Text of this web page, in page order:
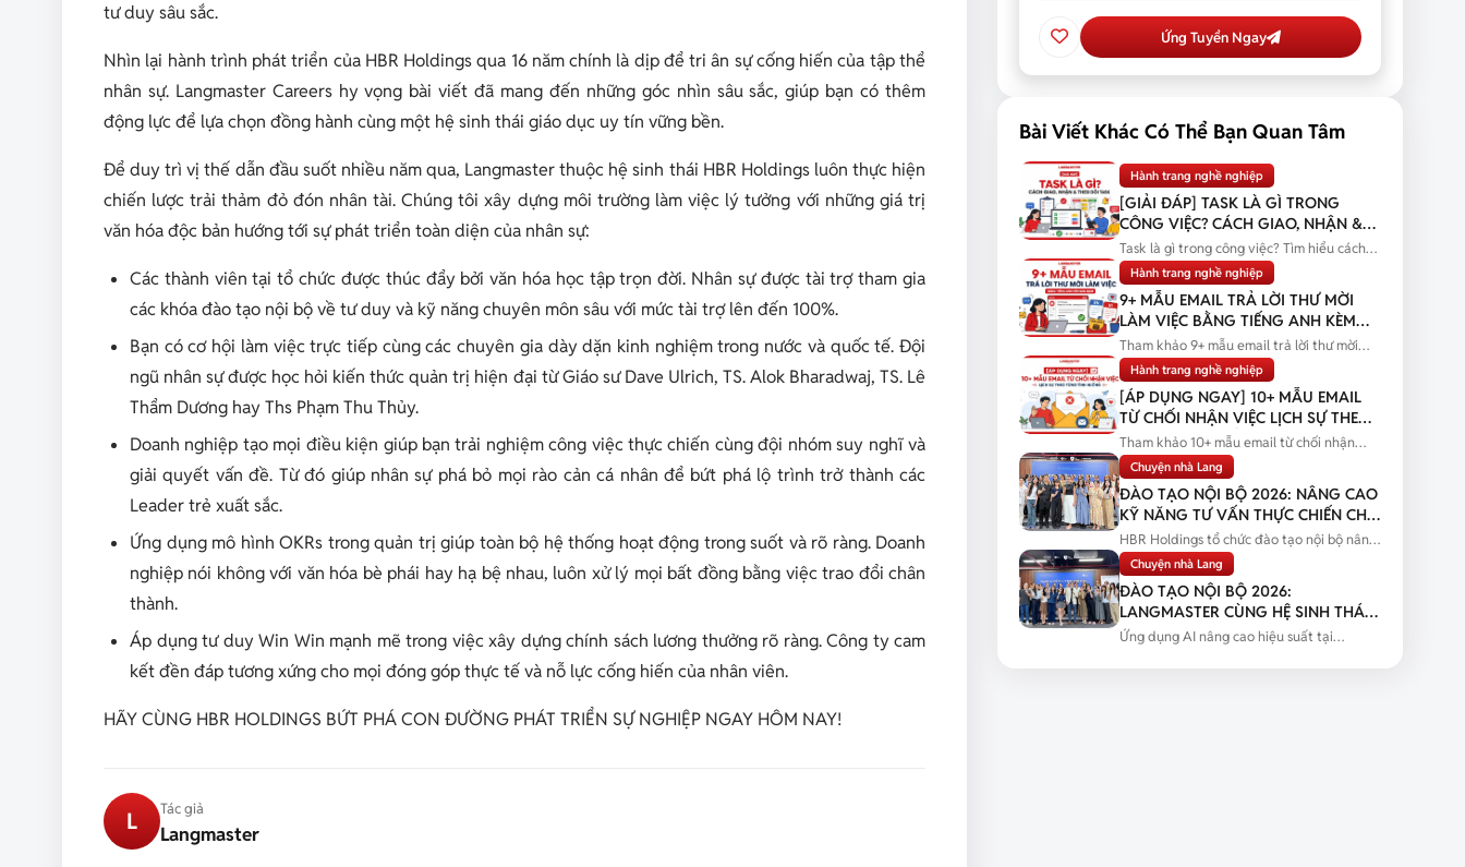
tư duy sâu sắc.
Nhìn lại hành trình phát triển của HBR Holdings qua 16 năm chính là dịp để tri ân sự cống hiến của tập thể
nhân sự. Langmaster Careers hy vọng bài viết đã mang đến những góc nhìn sâu sắc, giúp bạn có thêm
động lực để lựa chọn đồng hành cùng một hệ sinh thái giáo dục uy tín vững bền.
Để duy trì vị thế dẫn đầu suốt nhiều năm qua, Langmaster thuộc hệ sinh thái HBR Holdings luôn thực hiện
chiến lược trải thảm đỏ đón nhân tài. Chúng tôi xây dựng môi trường làm việc lý tưởng với những giá trị
văn hóa độc bản hướng tới sự phát triển toàn diện của nhân sự:
Các thành viên tại tổ chức được thúc đẩy bởi văn hóa học tập trọn đời. Nhân sự được tài trợ tham gia
các khóa đào tạo nội bộ về tư duy và kỹ năng chuyên môn sâu với mức tài trợ lên đến 100%.
Bạn có cơ hội làm việc trực tiếp cùng các chuyên gia dày dặn kinh nghiệm trong nước và quốc tế. Đội
ngũ nhân sự được học hỏi kiến thức quản trị hiện đại từ Giáo sư Dave Ulrich, TS. Alok Bharadwaj, TS. Lê
Thẩm Dương hay Ths Phạm Thu Thủy.
Doanh nghiệp tạo mọi điều kiện giúp bạn trải nghiệm công việc thực chiến cùng đội nhóm suy nghĩ và
giải quyết vấn đề. Từ đó giúp nhân sự phá bỏ mọi rào cản cá nhân để bứt phá lộ trình trở thành các
Leader trẻ xuất sắc.
Ứng dụng mô hình OKRs trong quản trị giúp toàn bộ hệ thống hoạt động trong suốt và rõ ràng. Doanh
nghiệp nói không với văn hóa bè phái hay hạ bệ nhau, luôn xử lý mọi bất đồng bằng việc trao đổi chân
thành.
Áp dụng tư duy Win Win mạnh mẽ trong việc xây dựng chính sách lương thưởng rõ ràng. Công ty cam
kết đền đáp tương xứng cho mọi đóng góp thực tế và nỗ lực cống hiến của nhân viên.
HÃY CÙNG HBR HOLDINGS BỨT PHÁ CON ĐƯỜNG PHÁT TRIỂN SỰ NGHIỆP NGAY HÔM NAY!
L Tác giả
Langmaster
Ứng Tuyển Ngay
Bài Viết Khác Có Thể Bạn Quan Tâm
Hành trang nghề nghiệp
[GIẢI ĐÁP] TASK LÀ GÌ TRONG
CÔNG VIỆC? CÁCH GIAO, NHẬN &
THEO DÕI TASK
Task là gì trong công việc? Tìm hiểu cách
giao, nhận và theo dõi task...
Hành trang nghề nghiệp
9+ MẪU EMAIL TRẢ LỜI THƯ MỜI
LÀM VIỆC BẰNG TIẾNG ANH KÈM
BẢN DỊCH
Tham khảo 9+ mẫu email trả lời thư mời
làm việc bằng tiếng Anh kèm bản...
Hành trang nghề nghiệp
[ÁP DỤNG NGAY] 10+ MẪU EMAIL
TỪ CHỐI NHẬN VIỆC LỊCH SỰ THEO
TỪNG TÌNH HUỐNG
Tham khảo 10+ mẫu email từ chối nhận
việc lịch sự theo từng tình huống...
Chuyện nhà Lang
ĐÀO TẠO NỘI BỘ 2026: NÂNG CAO
KỸ NĂNG TƯ VẤN THỰC CHIẾN CHO
ĐỘI NGŨ SALES
HBR Holdings tổ chức đào tạo nội bộ nâng
cao kỹ năng tư vấn thực chiến...
Chuyện nhà Lang
ĐÀO TẠO NỘI BỘ 2026:
LANGMASTER CÙNG HỆ SINH THÁI
HBR HOLDINGS NÂNG CAO NĂNG
Ứng dụng AI nâng cao hiệu suất tại